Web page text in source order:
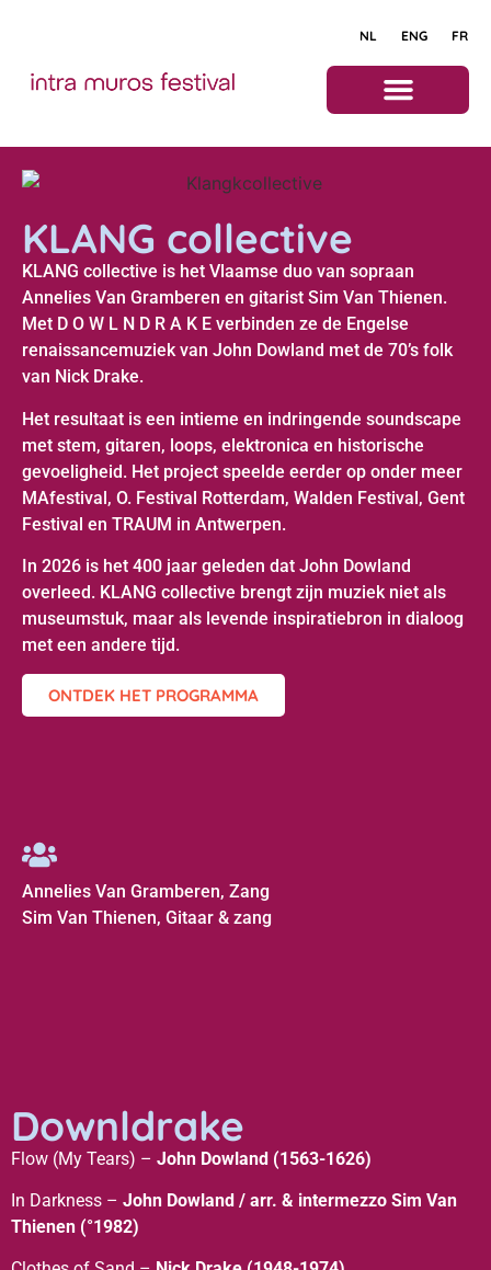
NL ENG FR
KLANG collective
KLANG collective is het Vlaamse duo van sopraan
Annelies Van Gramberen en gitarist Sim Van Thienen.
Met D O W L N D R A K E verbinden ze de Engelse
renaissancemuziek van John Dowland met de 70’s folk
van Nick Drake.
Het resultaat is een intieme en indringende soundscape
met stem, gitaren, loops, elektronica en historische
gevoeligheid. Het project speelde eerder op onder meer
MAfestival, O. Festival Rotterdam, Walden Festival, Gent
Festival en TRAUM in Antwerpen.
In 2026 is het 400 jaar geleden dat John Dowland
overleed. KLANG collective brengt zijn muziek niet als
museumstuk, maar als levende inspiratiebron in dialoog
met een andere tijd.
ONTDEK HET PROGRAMMA
Annelies Van Gramberen, Zang
Sim Van Thienen, Gitaar & zang
Downldrake
Flow (My Tears) – John Dowland (1563-1626)
In Darkness – John Dowland / arr. & intermezzo Sim Van
Thienen (°1982)